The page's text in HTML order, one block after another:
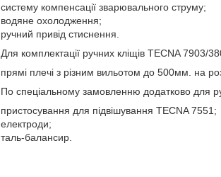
систему компенсації зварювального струму;
водяне охолодження;
ручний привід стиснення.
Для комплектації ручних кліщів TECNA 7903/
прямі плечі з різним вильотом до 500мм. на
По спеціальному замовленню додатково для
пристосування для підвішування TECNA 7551;
електроди;
таль-балансир.